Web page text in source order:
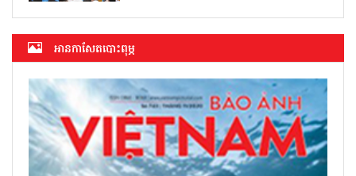
អាន​កាសែត​បោះពុម្ភ